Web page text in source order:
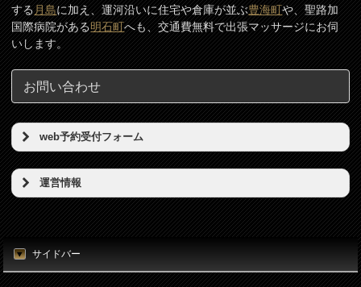
する月島に加え、運河沿いに住宅や倉庫が並ぶ豊海町や、聖路加
国際病院がある明石町へも、交通費無料で出張マッサージにお伺
いします。
お問い合わせ
web予約受付フォーム
予約希望日（必須）
時刻（必須）
お名前（必須）
運営情報
店名
東京リンパの壺
所在地
サイドバー